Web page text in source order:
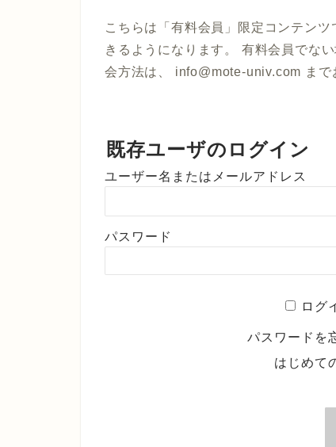
こちらは「有料会員」限定コンテン
きるようになります。 有料会員でな
会方法は、 info@mote-univ.com まで
既存ユーザのログイン
ユーザー名またはメールアドレス
パスワード
ログ
パスワードを
はじめて